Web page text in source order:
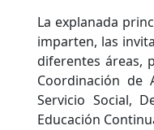
La explanada
imparten, las
diferentes áreas,
Coordinación de
Servicio Social,
Educación